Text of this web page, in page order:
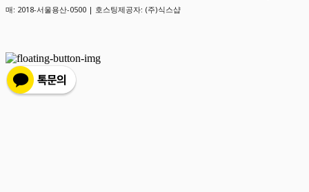
매: 2018-서울용산-0500 | 호스팅제공자: (주)식스샵